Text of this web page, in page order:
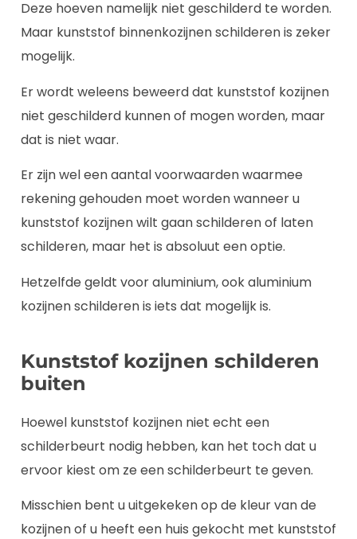
Deze hoeven namelijk niet geschilderd te worden.
Maar kunststof binnenkozijnen schilderen is zeker
mogelijk.
Er wordt weleens beweerd dat kunststof kozijnen
niet geschilderd kunnen of mogen worden, maar
dat is niet waar.
Er zijn wel een aantal voorwaarden waarmee
rekening gehouden moet worden wanneer u
kunststof kozijnen wilt gaan schilderen of laten
schilderen, maar het is absoluut een optie.
Hetzelfde geldt voor aluminium, ook aluminium
kozijnen schilderen is iets dat mogelijk is.
Kunststof kozijnen schilderen
buiten
Hoewel kunststof kozijnen niet echt een
schilderbeurt nodig hebben, kan het toch dat u
ervoor kiest om ze een schilderbeurt te geven.
Misschien bent u uitgekeken op de kleur van de
kozijnen of u heeft een huis gekocht met kunststof